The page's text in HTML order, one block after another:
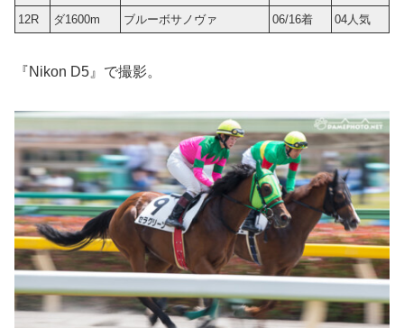
12R
ダ1600m ブルーボサノヴァ 06/16着 04人気
『Nikon D5』で撮影。